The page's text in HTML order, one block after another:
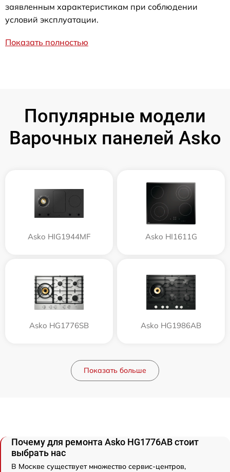
заявленным характеристикам при соблюдении
условий эксплуатации.
Показать полностью
Популярные модели
Варочных панелей Asko
Asko HIG1944MF Asko HI1611G
Asko HG1776SB Asko HG1986AB
Показать больше
Почему для ремонта Asko HG1776AB стоит
выбрать нас
В Москве существует множество сервис-центров,